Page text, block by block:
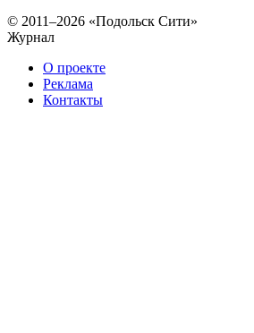
© 2011–2026 «Подольск Сити»
Журнал
О проекте
Реклама
Контакты